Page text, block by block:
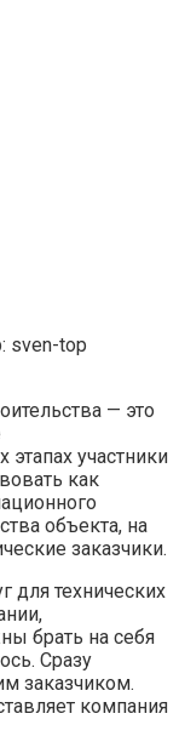
sven-top
— это
участники
как
объекта, на
заказчики.
для технических
брать на себя
Сразу
заказчиком.
компания